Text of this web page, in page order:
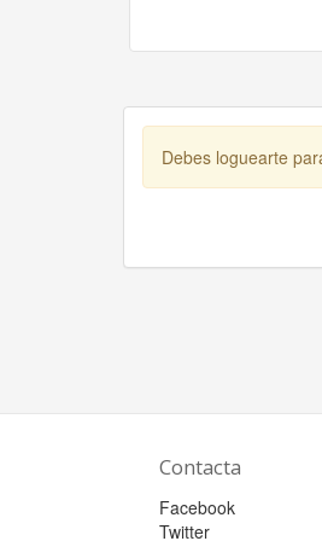
Debes loguearte
Contacta
Facebook
Twitter